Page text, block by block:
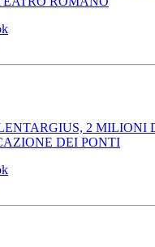
2 MILIONI
DEI PONTI